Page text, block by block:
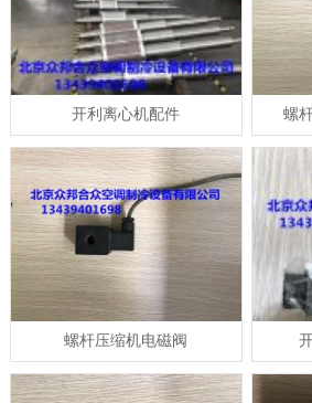
开利离心机配件 螺
螺杆压缩机电磁阀